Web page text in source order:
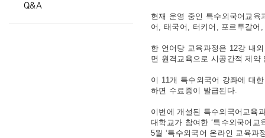
Q&A
현재 운영 중인 특수외국어교육
어, 태국어, 터키어, 포르투갈어
한 언어당 교육과정은 12강 내
면 원격교육으로 시공간적 제
이 11개 특수외국어 강좌에 대
하면 수료증이 발급된다.
이번에 개설된 특수외국어교육
대학교가 참여한 ‘특수외국어
5월 ‘특수외국어 온라인 교육과